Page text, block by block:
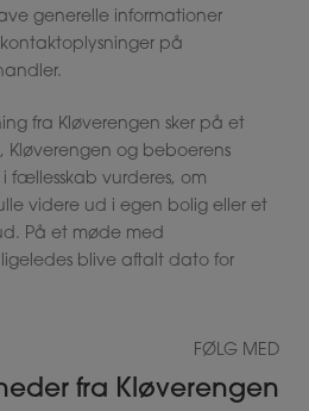
generelle informationer
på
fra Kløverengen sker på et
og beboerens
fællesskab vurderes, om
videre ud i egen bolig eller et
På et møde med
blive aftalt dato for
FØLG MED
fra Kløverengen